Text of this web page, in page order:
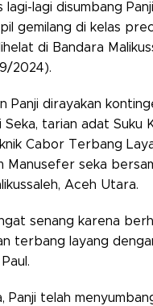
lagi-lagi disumbang
gemilang di kelas
di Bandara
2024).
Panji dirayakan
tarian adat Suku
Cabor Terbang
Manusefer seka
Aceh Utara.
senang karena
terbang layang
Panji telah